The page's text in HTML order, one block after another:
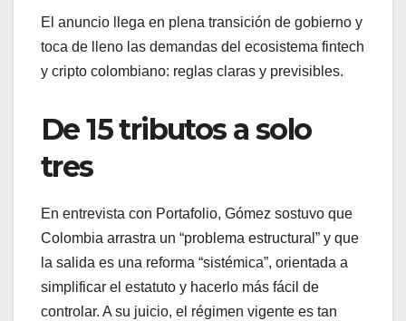
El anuncio llega en plena transición de gobierno y
toca de lleno las demandas del ecosistema fintech
y cripto colombiano: reglas claras y previsibles.
De 15 tributos a solo
tres
En entrevista con Portafolio, Gómez sostuvo que
Colombia arrastra un “problema estructural” y que
la salida es una reforma “sistémica”, orientada a
simplificar el estatuto y hacerlo más fácil de
controlar. A su juicio, el régimen vigente es tan